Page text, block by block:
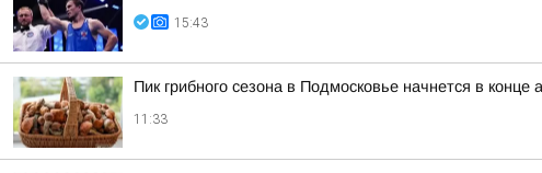
15:43
Пик грибного сезона в Подмосковье начнется в
11:33